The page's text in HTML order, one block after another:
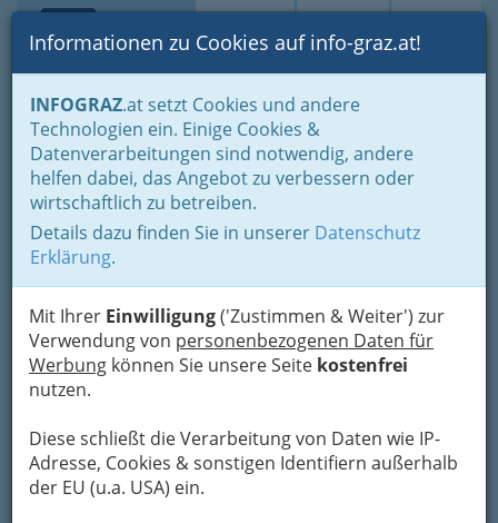
Suche Login Toggle
Informationen zu Cookies auf info-graz.at!
INFOGRAZ.at setzt Cookies und andere
Technologien ein. Einige Cookies &
Datenverarbeitungen sind notwendig, andere
helfen dabei, das Angebot zu verbessern oder
wirtschaftlich zu betreiben.
Details dazu finden Sie in unserer Datenschutz
Erklärung.
Mit Ihrer Einwilligung('Zustimmen & Weiter') zur
Verwendung von personenbezogenen Daten für
Werbung können Sie unsere Seite kostenfrei
nutzen.
Diese schließt die Verarbeitung von Daten wie IP-
Adresse, Cookies & sonstigen Identifiern außerhalb
der EU (u.a. USA) ein.
Home Fotos Festivals und Veranstaltungsreihen
Fotos von Grazer Festivals
und Veranstaltungsreihen in
Graz Umgebung, der
Steiermark
Sollten Sie hier zu keinem Ergebnis kommen:
Suchen Siein allen Bereichen der Foto-Alben
nach Bildernauf INFOGRAZ.at mit Google™-
Technik nach Bildern, Locations, Festivals,….
Graz war einmal offizielle
Kulturhauptstadt Europas, war
und ist immer ‚Kulturhauptstadt